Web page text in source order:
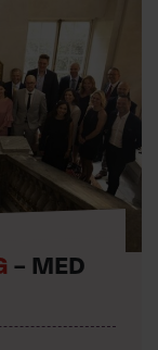
– MED